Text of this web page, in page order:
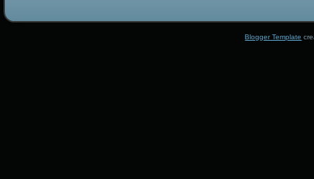
Blogger Template